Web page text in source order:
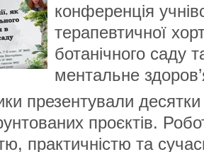
конференція
терапевтичної
ботанічного саду
ментальне
презентували
проєктів.
практичністю та